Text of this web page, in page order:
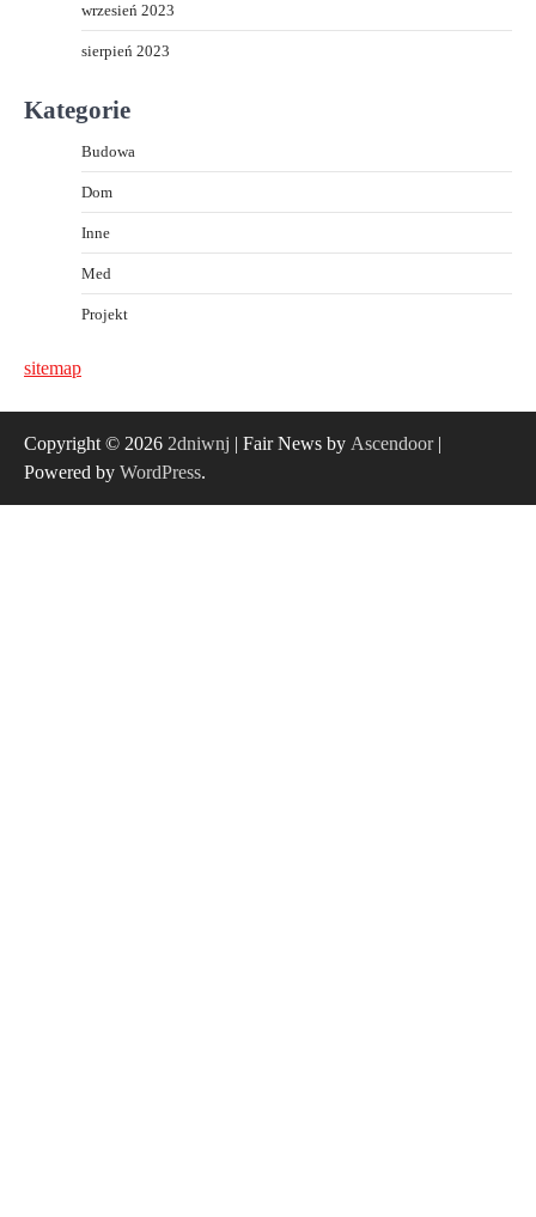
wrzesień 2023
sierpień 2023
Kategorie
Budowa
Dom
Inne
Med
Projekt
sitemap
Copyright © 2026 2dniwnj | Fair News by Ascendoor|
Powered by WordPress.